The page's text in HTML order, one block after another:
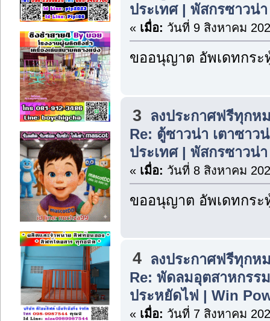
ประเทศ | พัสกรซาวน่า
« เมื่อ: วันที่ 9 สิงหาคม
ขออนุญาต อัพเดทกระ
3
ลงประกาศฟรีทุกห
Re: ตู้ซาวน่า เตาซา
ประเทศ | พัสกรซาวน่า
« เมื่อ: วันที่ 8 สิงหาคม
ขออนุญาต อัพเดทกระ
4
ลงประกาศฟรีทุกห
Re: พัดลมอุตสาหกรร
ประหยัดไฟ | Win
« เมื่อ: วันที่ 7 สิงหาคม